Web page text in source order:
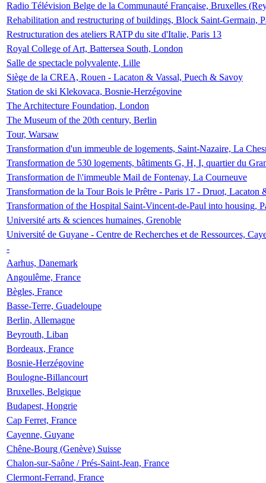
Radio Télévision Belge de la Communauté Française, Bruxelles
Rehabilitation and restructuring of buildings, Block Saint-Germain,
Restructuration des ateliers RATP du site d'Italie, Paris 13
Royal College of Art, Battersea South, London
Salle de spectacle polyvalente, Lille
Siège de la CREA, Rouen - Lacaton & Vassal, Puech & Savoy
Station de ski Klekovaca, Bosnie-Herzégovine
The Architecture Foundation, London
The Museum of the 20th century, Berlin
Tour, Warsaw
Transformation d'un immeuble de logements, Saint-Nazaire, La
Transformation de 530 logements, bâtiments G, H, I, quartier du
Transformation de l\'immeuble Mail de Fontenay, La Courneuve
Transformation de la Tour Bois le Prêtre - Paris 17 - Druot, Lacaton
Transformation of the Hospital Saint-Vincent-de-Paul into housing,
Université arts & sciences humaines, Grenoble
Université de Guyane - Centre de Recherches et de Ressources,
-
Aarhus, Danemark
Angoulême, France
Bègles, France
Basse-Terre, Guadeloupe
Berlin, Allemagne
Beyrouth, Liban
Bordeaux, France
Bosnie-Herzégovine
Boulogne-Billancourt
Bruxelles, Belgique
Budapest, Hongrie
Cap Ferret, France
Cayenne, Guyane
Chêne-Bourg (Genève) Suisse
Chalon-sur-Saône / Prés-Saint-Jean, France
Clermont-Ferrand, France